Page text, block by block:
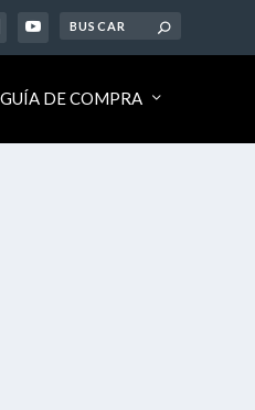
GUÍA DE COMPRA